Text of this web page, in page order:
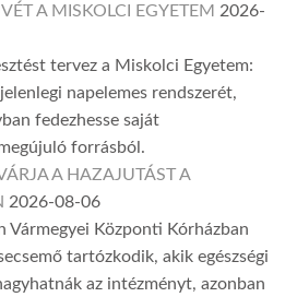
A MISKOLCI EGYETEM 2026-
tervez a Miskolci Egyetem:
napelemes rendszerét,
fedezhesse saját
forrásból.
A HAZAJUTÁST A
2026-08-06
Vármegyei Központi Kórházban
tartózkodik, akik egészségi
az intézményt, azonban